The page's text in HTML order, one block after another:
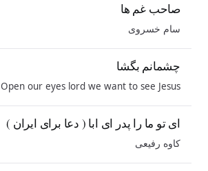
صاحب غم ها
سام خسروی
چشمانم بگشا
Open our eyes lord we want to see Jesus
ای تو ما را پدر ای ابا ( دعا برای ایران )
کاوه رفیعی